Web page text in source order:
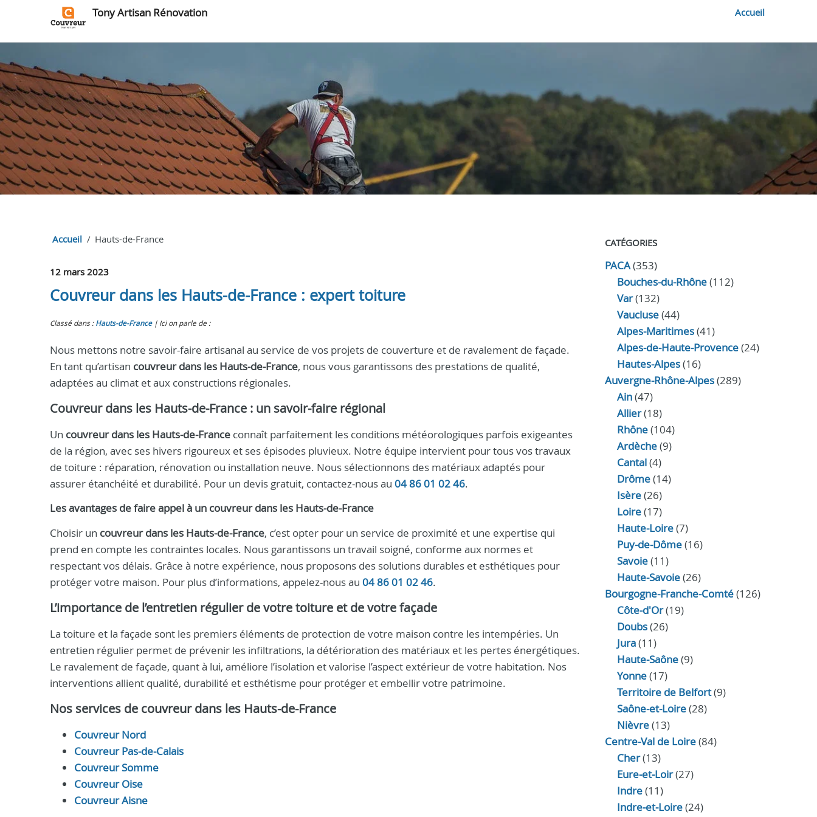
Tony Artisan Rénovation Accueil
Accueil Hauts-de-France
12 mars 2023
Couvreur dans les Hauts-de-France : expert toiture
Classé dans : Hauts-de-France Ici on parle de :
Nous mettons notre savoir-faire artisanal au service de vos projets de couverture et de ravalement de façade.
En tant qu’artisan couvreur dans les Hauts-de-France, nous vous garantissons des prestations de qualité,
adaptées au climat et aux constructions régionales.
Couvreur dans les Hauts-de-France : un savoir-faire régional
Un couvreur dans les Hauts-de-France connaît parfaitement les conditions météorologiques parfois exigeantes
de la région, avec ses hivers rigoureux et ses épisodes pluvieux. Notre équipe intervient pour tous vos travaux
de toiture : réparation, rénovation ou installation neuve. Nous sélectionnons des matériaux adaptés pour
assurer étanchéité et durabilité. Pour un devis gratuit, contactez-nous au 04 86 01 02 46.
Les avantages de faire appel à un couvreur dans les Hauts-de-France
Choisir un couvreur dans les Hauts-de-France, c’est opter pour un service de proximité et une expertise qui
prend en compte les contraintes locales. Nous garantissons un travail soigné, conforme aux normes et
respectant vos délais. Grâce à notre expérience, nous proposons des solutions durables et esthétiques pour
protéger votre maison. Pour plus d’informations, appelez-nous au 04 86 01 02 46.
L’importance de l’entretien régulier de votre toiture et de votre façade
La toiture et la façade sont les premiers éléments de protection de votre maison contre les intempéries. Un
entretien régulier permet de prévenir les infiltrations, la détérioration des matériaux et les pertes énergétiques.
Le ravalement de façade, quant à lui, améliore l’isolation et valorise l’aspect extérieur de votre habitation. Nos
interventions allient qualité, durabilité et esthétisme pour protéger et embellir votre patrimoine.
Nos services de couvreur dans les Hauts-de-France
Couvreur Nord
Couvreur Pas-de-Calais
Couvreur Somme
Couvreur Oise
Couvreur Aisne
CATÉGORIES
PACA(353)
Bouches-du-Rhône(112)
Var(132)
Vaucluse(44)
Alpes-Maritimes(41)
Alpes-de-Haute-Provence(24)
Hautes-Alpes(16)
Auvergne-Rhône-Alpes(289)
Ain(47)
Allier(18)
Rhône(104)
Ardèche(9)
Cantal(4)
Drôme(14)
Isère(26)
Loire(17)
Haute-Loire(7)
Puy-de-Dôme(16)
Savoie(11)
Haute-Savoie(26)
Bourgogne-Franche-Comté(126)
Côte-d'Or(19)
Doubs(26)
Jura(11)
Haute‑Saône(9)
Yonne(17)
Territoire de Belfort(9)
Saône-et-Loire(28)
Nièvre(13)
Centre-Val de Loire(84)
Cher(13)
Eure‑et‑Loir(27)
Indre(11)
Indre‑et‑Loire(24)